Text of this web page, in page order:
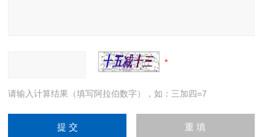
请输入计算结果（填写阿拉伯数字），如：三加四=7